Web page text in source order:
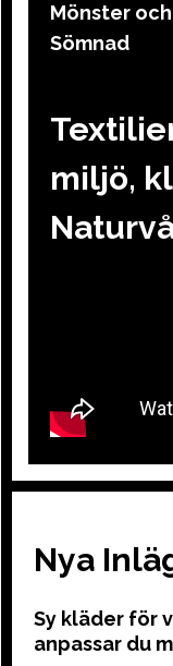
Mönster
Sömnad
miljö,
Nya
Sy kläder för
anpassar du